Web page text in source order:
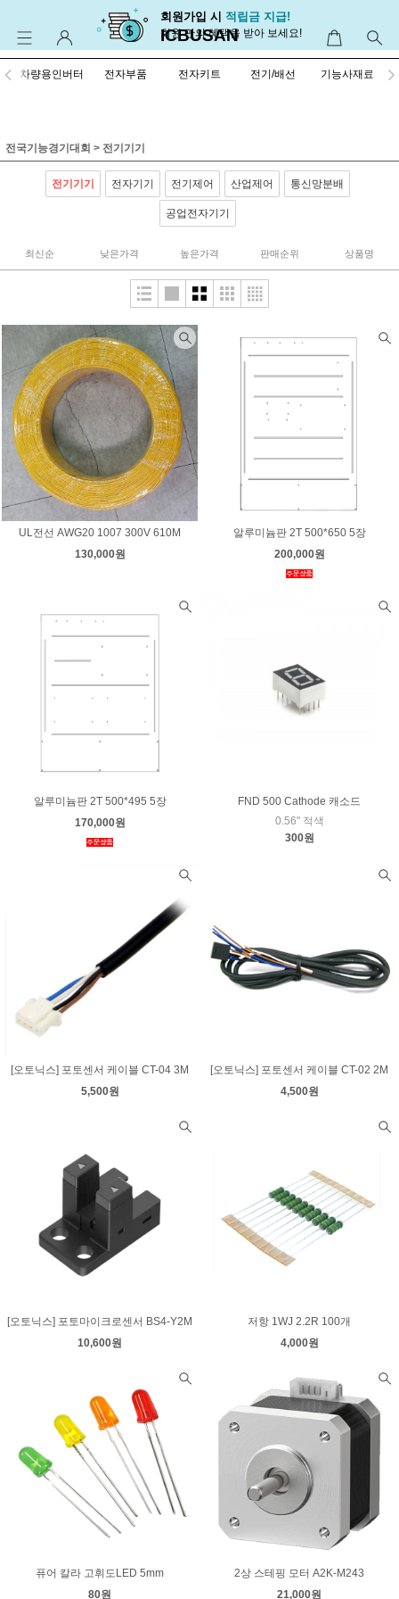
회원가입 시 적립금 지급!
회원 만의 혜택을 받아 보세요!
ICBUSAN
차량용인버터 전자부품 전자키트 전기/배선 기능사재료
전국기능경기대회 > 전기기기
전기기기 전자기기 전기제어 산업제어 통신망분배
공업전자기기
최신순 낮은가격 높은가격 판매순위 상품명
UL전선 AWG20 1007 300V 610M
130,000원
알루미늄판 2T 500*650 5장
200,000원
알루미늄판 2T 500*495 5장
170,000원
FND 500 Cathode 캐소드
0.56" 적색
300원
[오토닉스] 포토센서 케이블 CT-04 3M
5,500원
[오토닉스] 포토센서 케이블 CT-02 2M
4,500원
[오토닉스] 포토마이크로센서 BS4-Y2M
10,600원
저항 1WJ 2.2R 100개
4,000원
퓨어 칼라 고휘도LED 5mm
80원
2상 스테핑 모터 A2K-M243
21,000원